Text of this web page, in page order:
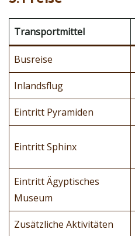
Transportmittel
Busreise
Inlandsflug
Eintritt Pyramiden
Eintritt Sphinx
Eintritt Ägyptisches
Museum
Zusätzliche Aktivitäten